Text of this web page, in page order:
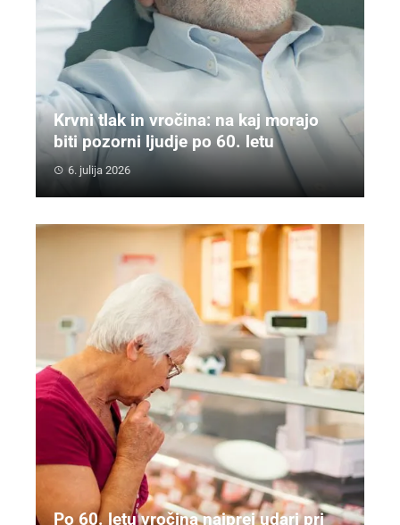
Krvni tlak in vročina: na kaj morajo
biti pozorni ljudje po 60. letu
6. julija 2026
Po 60. letu vročina najprej udari pri